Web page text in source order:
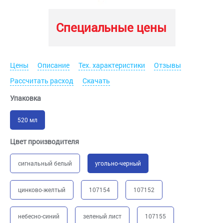
Специальные цены
Цены Описание Тех. характеристики
Отзывы
Рассчитать расход
Скачать
Упаковка
520 мл
Цвет производителя
сигнальный белый угольно-черный
цинково-желтый 107154 107152
небесно-синий зеленый лист 107155